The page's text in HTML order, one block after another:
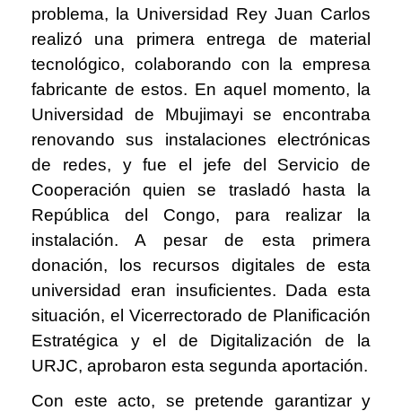
problema, la Universidad Rey Juan Carlos
realizó una primera entrega de material
tecnológico, colaborando con la empresa
fabricante de estos. En aquel momento, la
Universidad de Mbujimayi se encontraba
renovando sus instalaciones electrónicas
de redes, y fue el jefe del Servicio de
Cooperación quien se trasladó hasta la
República del Congo, para realizar la
instalación. A pesar de esta primera
donación, los recursos digitales de esta
universidad eran insuficientes. Dada esta
situación, el Vicerrectorado de Planificación
Estratégica y el de Digitalización de la
URJC, aprobaron esta segunda aportación.
Con este acto, se pretende garantizar y